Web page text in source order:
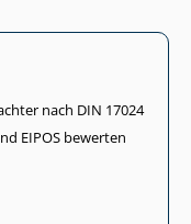
nach DIN 17024
EIPOS bewerten